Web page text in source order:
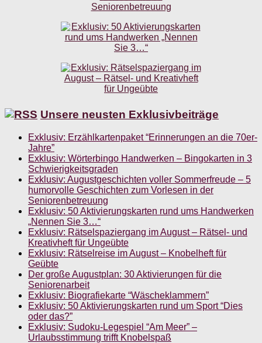
Unsere neusten Exklusivbeiträge
Exklusiv: Erzählkartenpaket “Erinnerungen an die 70er-
Jahre”
Exklusiv: Wörterbingo Handwerken – Bingokarten in 3
Schwierigkeitsgraden
Exklusiv: Augustgeschichten voller Sommerfreude – 5
humorvolle Geschichten zum Vorlesen in der
Seniorenbetreuung
Exklusiv: 50 Aktivierungskarten rund ums Handwerken
„Nennen Sie 3…“
Exklusiv: Rätselspaziergang im August – Rätsel- und
Kreativheft für Ungeübte
Exklusiv: Rätselreise im August – Knobelheft für
Geübte
Der große Augustplan: 30 Aktivierungen für die
Seniorenarbeit
Exklusiv: Biografiekarte “Wäscheklammern”
Exklusiv: 50 Aktivierungskarten rund um Sport “Dies
oder das?”
Exklusiv: Sudoku-Legespiel “Am Meer” –
Urlaubsstimmung trifft Knobelspaß